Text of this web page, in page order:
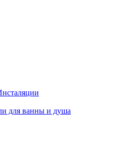
для ванны и душа